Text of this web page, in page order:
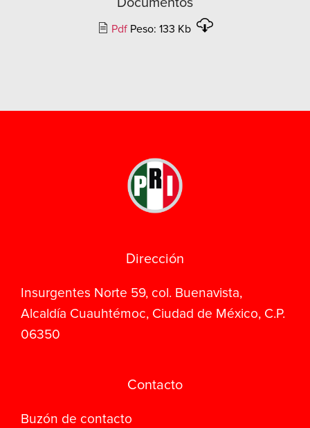
Pdf Peso: 133 Kb
Dirección
Insurgentes Norte 59, col. Buenavista,
Alcaldía Cuauhtémoc, Ciudad de México, C.P.
06350
Contacto
Buzón de contacto